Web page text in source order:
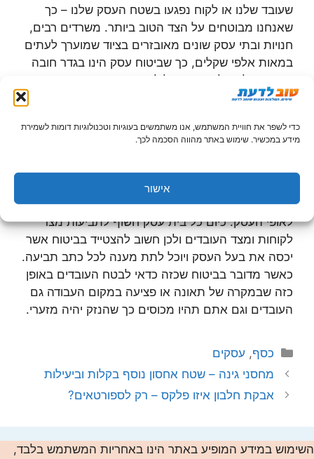
כדי לשפר את חוויית המשתמש, אנו משתמשים בעוגיות וטכנולוגיות דומות לשמירת
מידע במכשיר. שימוש באתר מהווה הסכמה לכך.
אישור
שעובד שלנו או לקוח נפגעו בשטח העסק שלנו – כך
שאנחנו מבוטחים על הצד הטוב ביותר. משרדים רבים,
חנויות ובתי עסק שונים מאובזרים בציוד שמוערך לעתים
במאות אלפי שקלים, כך שביטוח עסק הינו בגדר חובה
ומאפשר לכם לישון טוב בלילה בזמן שאתם יודעים שגם
אם הנורא מכל יקרה – אתם מבוטחים.
ביטוח לחברות כוח אדם
כל בית עסק מבטח עצמו על פי אופי העסק שלו, פעילות
העובדים והמלצותיו של סוכן הביטוח. כאשר מדובר על
חברות כוח אדם, הרי שצריך להתאים את אופי הביטוח
לאופי העסק. כיום כל בית עסק חשוף לתביעות מצד
לקוחות ומצד העובדים ולכן חשוב להצטייד בביטוח אשר
יכסה את בעל העסק ויוכל לתת מענה לכל כתב תביעה.
כאשר מדובר בביטוח שכזה כדאי לבטח העובדים באופן
כזה שבמקרה של תאונה או פציעה במקום העבודה גם
העובדים וגם אתם תהיו מכוסים כך שהנזק יהיה מזערי.
קטגוריות
כסף, עסקים
מחסני גינה – שטח אחסון נוסף בקלות וביעילות
אבקת חלבון איזו פלקס – רק לספורטאים?
השימוש במידע המופיע באתר הינו באחריות המשתמש בלבד,